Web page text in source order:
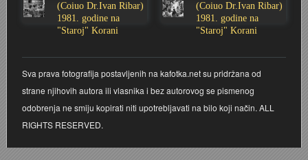
Auto cross
Adamo klub
8. slet Bratstva i jedinstva 13. lipnja 1965. godine
Lovni i ribolovni turizam
Motocross
Nepokoreni grad - Trojanski konj (epizoda)
Novogodišnje čestitke
PUNK
Obitelj Klemenčić
Krešimir Perušić - Nogomet
KUD REČICA
Mery Berti - karlovačka Žuži
(Coiuo Dr.Ivan Ribar)
1981. godine na
"Staroj" Korani
(Coiuo Dr.Ivan Ribar)
1981. godine na
"Staroj" Korani
Sva prava fotografija postavljenih na kafotka.net su pridržana od
strane njihovih autora ili vlasnika i bez autorovog se pismenog
odobrenja ne smiju kopirati niti upotrebljavati na bilo koji način. ALL
RIGHTS RESERVED.